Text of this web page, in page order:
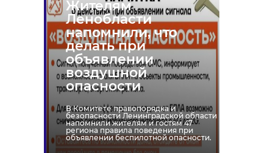
Жителям
Ленобласти
напомнили, что
делать при
объявлении
воздушной
опасности
В Комитете правопорядка и
безопасности Ленинградской области
напомнили жителям и гостям 47
региона правила поведения при
объявлении беспилотной опасности.